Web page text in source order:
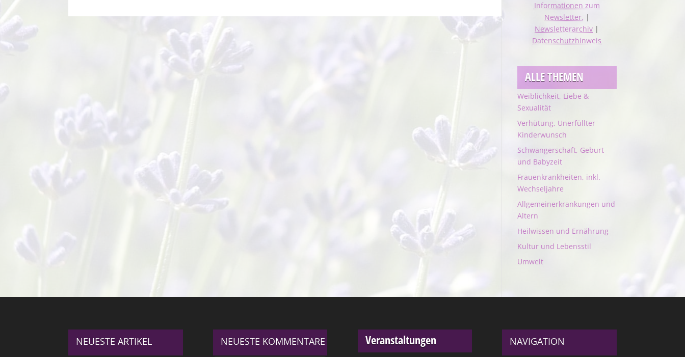
Informationen zum
Newsletter. |
Newsletterarchiv |
Datenschutzhinweis
ALLE THEMEN
Weiblichkeit, Liebe &
Sexualität
Verhütung, Unerfüllter
Kinderwunsch
Schwangerschaft, Geburt
und Babyzeit
Frauenkrankheiten, inkl.
Wechseljahre
Allgemeinerkrankungen und
Altern
Heilwissen und Ernährung
Kultur und Lebensstil
Umwelt
NEUESTE ARTIKEL NEUESTE KOMMENTARE Veranstaltungen NAVIGATION